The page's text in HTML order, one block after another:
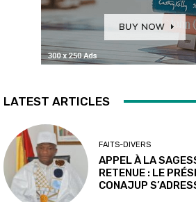
LATEST ARTICLES
FAITS-DIVERS
APPEL À LA
RETENUE : LE
CONAJUP